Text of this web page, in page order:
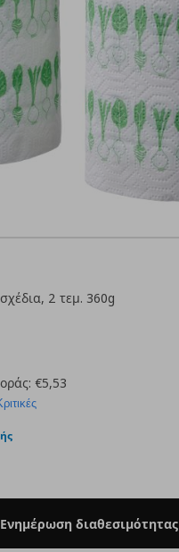
2 τεμ. 360g
τιμή
€5,53
Ενημέρωση διαθεσιμότητας